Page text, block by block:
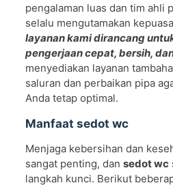
pengalaman luas dan tim ahli
selalu mengutamakan
layanan kami dirancang
pengerjaan cepat, bersih,
menyediakan layanan
saluran dan perbaikan pipa
Anda tetap optimal.
Manfaat sedot wc
Menjaga kebersihan dan
sangat penting, dan sedot wc
langkah kunci. Berikut